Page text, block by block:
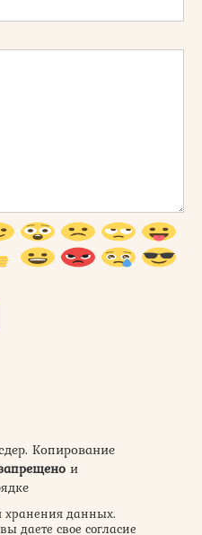
Копирование
и
хранения данных.
даете свое согласие